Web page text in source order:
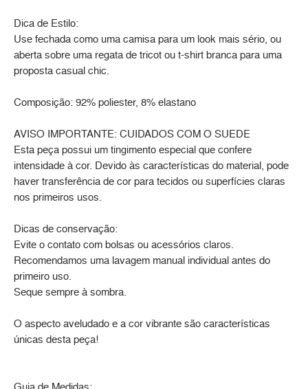
Dica de Estilo:
Use fechada como uma camisa para um look mais sério, ou
aberta sobre uma regata de tricot ou t-shirt branca para uma
proposta casual chic.
Composição: 92% poliester, 8% elastano
AVISO IMPORTANTE: CUIDADOS COM O SUEDE
Esta peça possui um tingimento especial que confere
intensidade à cor. Devido às características do material, pode
haver transferência de cor para tecidos ou superfícies claras
nos primeiros usos.
Dicas de conservação:
Evite o contato com bolsas ou acessórios claros.
Recomendamos uma lavagem manual individual antes do
primeiro uso.
Seque sempre à sombra.
O aspecto aveludado e a cor vibrante são características
únicas desta peça!